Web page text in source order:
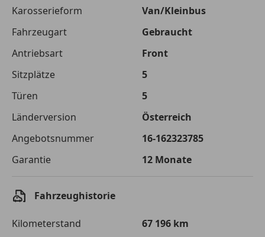
Laufzeit
120 Monate
Kreditbetrag
€ 22 900,-
Zu zahlender
Gesamtbetrag
€ 32 262,-
Einberechnete Gebühren
€ 0,-
Effektivzinsatz
7,50 %
Sollzinssatz
7,25 %
Monatliche Rate
von der von Ihnen gewählten Bank. Rückzahlungszeitraum 1-10
Karosserieform
Van/Kleinbus
Fahrzeugart
Gebraucht
Antriebsart
Front
Sitzplätze
5
Türen
5
Länderversion
Österreich
Angebotsnummer
16-162323785
Garantie
12 Monate
Fahrzeughistorie
Kilometerstand
67 196 km